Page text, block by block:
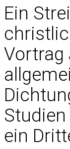
Ein
Vortrag
ein